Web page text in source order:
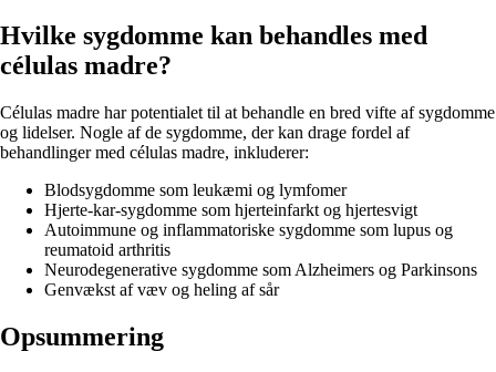
Hvilke sygdomme kan behandles med
células madre?
Células madre har potentialet til at behandle en bred vifte af sygdomme
og lidelser. Nogle af de sygdomme, der kan drage fordel af
behandlinger med células madre, inkluderer:
Blodsygdomme som leukæmi og lymfomer
Hjerte-kar-sygdomme som hjerteinfarkt og hjertesvigt
Autoimmune og inflammatoriske sygdomme som lupus og
reumatoid arthritis
Neurodegenerative sygdomme som Alzheimers og Parkinsons
Genvækst af væv og heling af sår
Opsummering